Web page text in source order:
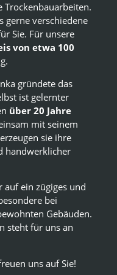
Trockenbauarbeiten.
gerne verschiedene
Sie. Für unsere
von etwa 100
gründete das
ist gelernter
über 20 Jahre
mit seinem
sie ihre
handwerklicher
auf ein zügiges und
bei
Gebäuden.
steht für uns an
uns auf Sie!